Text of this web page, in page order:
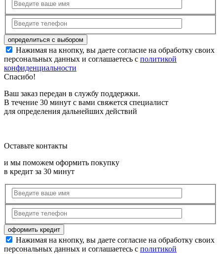
Нажимая на кнопку, вы даете согласие на обработку своих
персональных данных и соглашаетесь с политикой
конфиденциальности
Спасибо!
Ваш заказ передан в службу поддержки.
В течение 30 минут с вами свяжется специалист
для определения дальнейших действий
Оставьте контакты
и мы поможем оформить покупку
в кредит за 30 минут
Нажимая на кнопку, вы даете согласие на обработку своих
персональных данных и соглашаетесь с политикой